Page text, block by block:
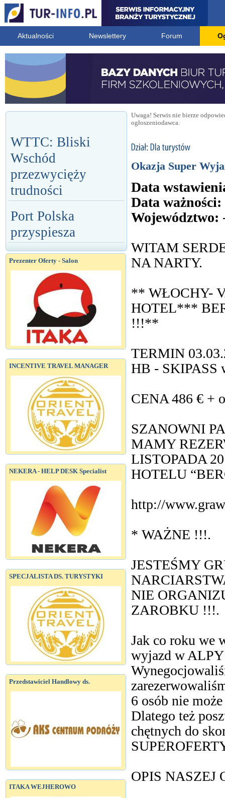
Aktualności Newslettery Forum
WTTC: Bliski
Wschód
przezwycięży
trudności
Port Polska
przyspiesza
Prezenter Oferty - Salon
INCENTIVE TRAVEL MANAGER
NEKERA - HELP DESK Specialist
SPECJALISTA DS. TURYSTYKI
Przedstawiciel Handlowy ds.
ITAKA WEJHEROWO
Uwaga! Serwis nie bierze
ogłoszeniodawca.
Okazja Super
Data
Data ważności:
Województwo:
WITAM
NA NARTY.
** WŁOCHY-
HOTEL***
!!!**
TERMIN
HB - SKIPASS
CENA 486 € +
SZANOWNI
MAMY
LISTOPADA
HOTELU
http://
* WAŻNE !!!.
JESTEŚMY
NIE
ZAROBKU !!!.
Jak co roku we
wyjazd w ALPY
6 osób nie
Dlatego też
chętnych do
OPIS NASZEJ